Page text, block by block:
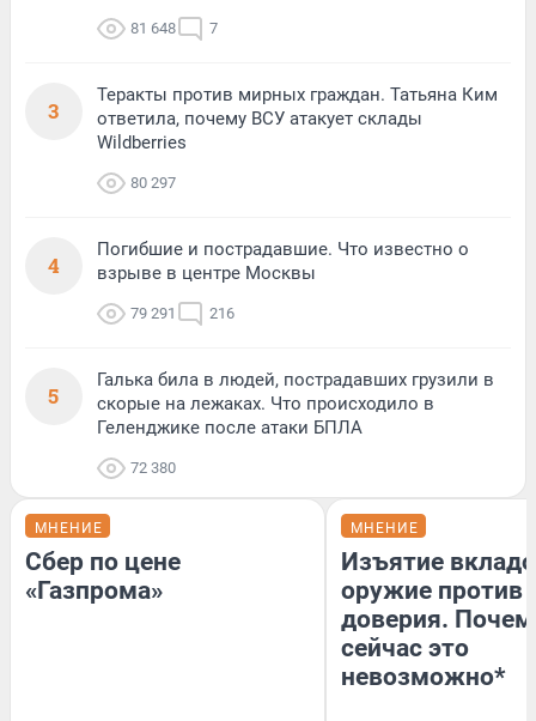
81 648 7
3
Теракты против мирных граждан. Татьяна Ким
ответила, почему ВСУ атакует склады
Wildberries
80 297
4
Погибшие и пострадавшие. Что известно о
взрыве в центре Москвы
79 291 216
5
Галька била в людей, пострадавших грузили в
скорые на лежаках. Что происходило в
Геленджике после атаки БПЛА
72 380
МНЕНИЕ
Сбер по цене
«Газпрома»
МНЕНИЕ
Изъятие
оружие против
доверия.
сейчас это
невозможно*